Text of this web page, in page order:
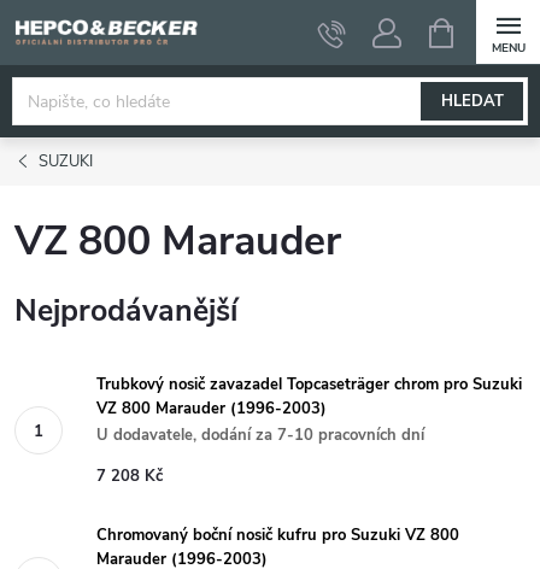
na
obsah
HLEDAT
NÁKUPNÍ
KOŠÍK
SUZUKI
VZ 800 Marauder
Nejprodávanější
Trubkový nosič zavazadel Topcaseträger chrom pro Suzuki
VZ 800 Marauder (1996-2003)
U dodavatele, dodání za 7-10 pracovních dní
7 208 Kč
Chromovaný boční nosič kufru pro Suzuki VZ 800
Marauder (1996-2003)